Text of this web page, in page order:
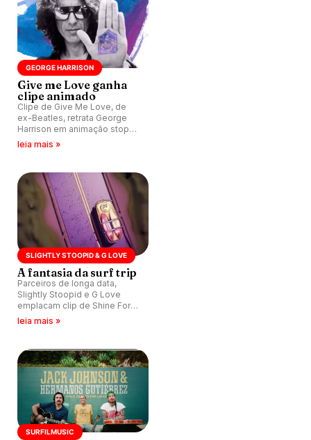
GEORGE HARRISON
Give me Love ganha
clipe animado
Clipe de Give Me Love, de
ex-Beatles, retrata George
Harrison em animação stop-
motion de equipe canadense.
leia mais »
SLIGHTLY STOOPID & G LOVE
A fantasia da surf trip
Parceiros de longa data,
Slightly Stoopid e G Love
emplacam clip de Shine For
Your, animação que celebra
leia mais »
SURFILMUSIC